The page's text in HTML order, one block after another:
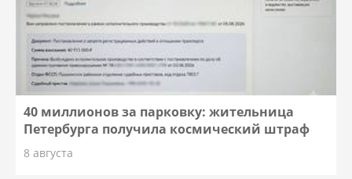
40 миллионов за парковку: жительница
Петербурга получила космический штраф
8 августа